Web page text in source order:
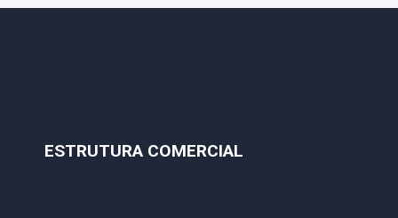
ESTRUTURA COMERCIAL